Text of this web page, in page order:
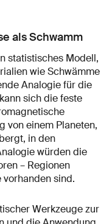
als Schwamm
statistisches Modell,
wie Schwämme
Analogie für die
sich die feste
von einem Planeten,
in den
würden die
– Regionen
sind.
Werkzeuge zur